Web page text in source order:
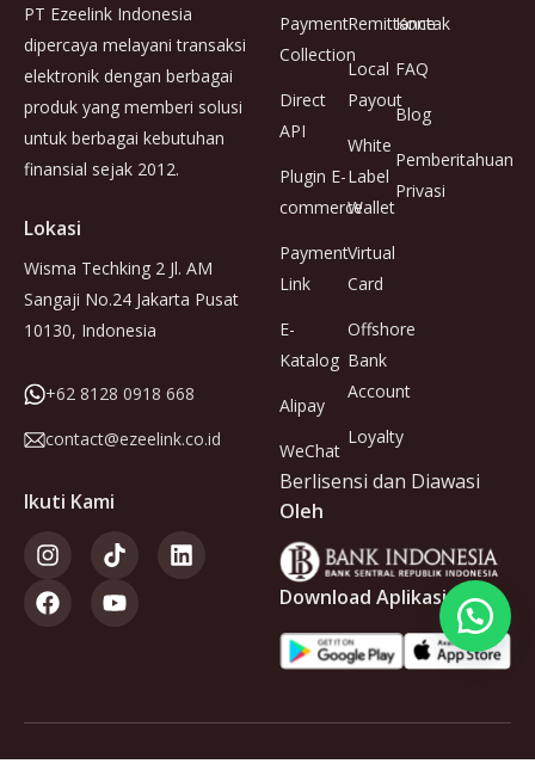
PT Ezeelink Indonesia
dipercaya melayani transaksi
elektronik dengan berbagai
produk yang memberi solusi
untuk berbagai kebutuhan
finansial sejak 2012.
Lokasi
Wisma Techking 2 Jl. AM
Sangaji No.24 Jakarta Pusat
10130, Indonesia
+62 8128 0918 668
contact@ezeelink.co.id
Ikuti Kami
Payment
Collection
Direct
API
Plugin E-
commerce
Payment
Link
E-
Katalog
Alipay
WeChat
Remittance
Local
Payout
White
Label
Wallet
Virtual
Card
Offshore
Bank
Account
Loyalty
Kontak
FAQ
Blog
Pemberitahuan
Privasi
Berlisensi dan Diawasi
Oleh
Download Aplikasi